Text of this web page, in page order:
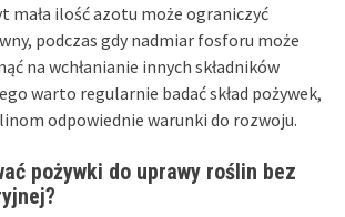
mała ilość azotu może ograniczyć
podczas gdy nadmiar fosforu może
na wchłanianie innych składników
warto regularnie badać skład pożywek,
odpowiednie warunki do rozwoju.
pożywki do uprawy roślin bez